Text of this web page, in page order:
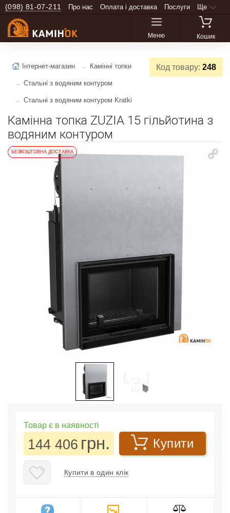
(098) 81-07-211 Про нас Оплата і доставка Послуги Ще
Меню Кошик
Код товару: 248
Інтернет-магазин Камінні топки
Стальні з водяним контуром
Стальні з водяним контуром Kratki
Камінна топка ZUZIA 15 гільйотина з
водяним контуром
БЕЗКОШТОВНА ДОСТАВКА
Товар є в наявності
144 406 грн. Купити
Купити в один клік